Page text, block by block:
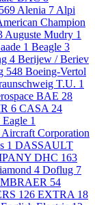
569 Alenia 7 Alpi
Champion
Auguste Mudry 1
1 Beagle 3
4 Berijew / Beriev
548 Boeing-Vertol
T.U. 1
BAE 28
6 CASA 24
Eagle 1
Corporation
1 DASSAULT
DHC 163
4 Doflug 7
54
126 EXTRA 18